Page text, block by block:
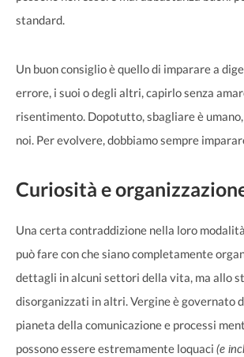
standard.
Un buon consiglio è quello di imparare a
errore, i suoi o degli altri, capirlo senza
risentimento. Dopotutto, sbagliare è
noi. Per evolvere, dobbiamo sempre
Curiosità e
Una certa contraddizione nella loro
può fare con che siano completamente
dettagli in alcuni settori della vita, ma allo
disorganizzati in altri. Vergine è governato
pianeta della comunicazione e processi
possono essere estremamente loquaci (e